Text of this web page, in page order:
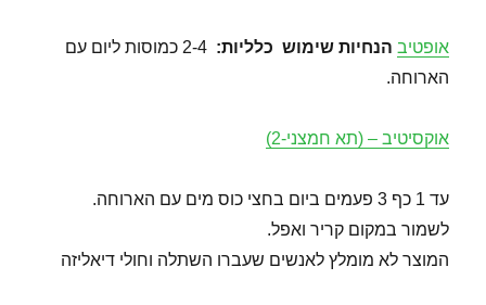
אופטיב הנחיות שימוש כלליות:
2-4 כמוסות ליום עם
הארוחה.
אוקסיטיב – (תא חמצני-2)
עד 1 כף 3 פעמים ביום בחצי כוס מים עם הארוחה.
לשמור במקום קריר ואפל.
המוצר לא מומלץ לאנשים שעברו השתלה וחולי דיאליזה